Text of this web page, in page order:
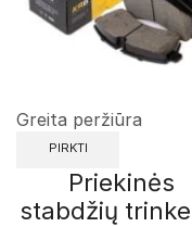
Greita peržiūra
PIRKTI
Priekinės
stabdžių